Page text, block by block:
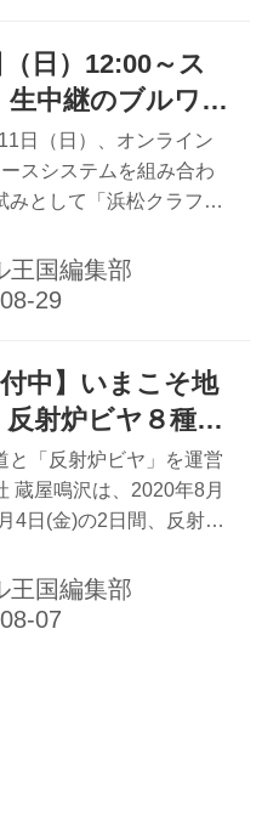
スポットだ。 会場は駿河
望む最高のロケーション
デッキ部分で開催。 静
ワリーやビアバーはもち
ら選りすぐりのビールメ
する。 ビールがすすむ料
時に出店。 静岡おでんに
桜エビコロッケ、自家
日）12:00～ス
生中継のブルワリ
ライブ配信を楽
クラフトビール
」開催
日（日）、オンライン
スシステムを組み合わ
みとして「浜松クラフト
ONLINE」が開催され
ら開催してきた「浜松
ルフェス」は静岡県西部
浜松駅前すぐの全天候型
う絶好の空間に集結し、
として早くも地域住民に
た。しかし今年は新型コ
感染拡大によってソラモ
止。YouTube Liveの生放
オンライン開催に切り替
はECサ...
王国編集部
付中】いまこそ地
射炉ビヤ８種類
のビール列車
射炉ビアガー電
定
と「反射炉ビヤ」を運営
蔵屋鳴沢は、2020年8月
4日(金)の2日間、反射炉
が飲み放題のビール電車
ビヤガー電車」を運行す
射炉ビヤガー電車』共
王国編集部